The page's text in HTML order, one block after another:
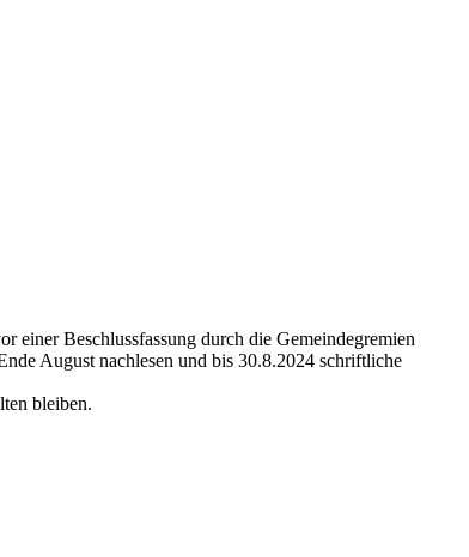
einer Beschlussfassung durch die Gemeindegremien
August nachlesen und bis 30.8.2024 schriftliche
bleiben.